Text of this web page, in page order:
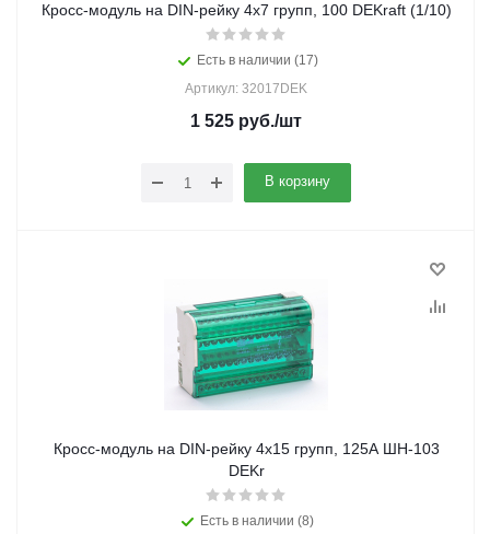
Кросс-модуль на DIN-рейку 4х7 групп, 100 DEKraft (1/10)
Есть в наличии (17)
Артикул: 32017DEK
1 525 руб./шт
В корзину
Кросс-модуль на DIN-рейку 4х15 групп, 125А ШН-103
DEKr
Есть в наличии (8)